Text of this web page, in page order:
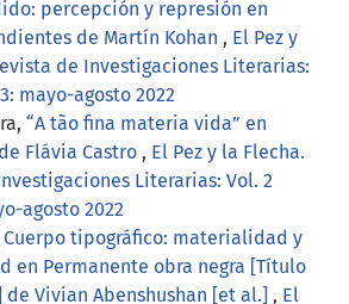
percepción y represión en
de Martín Kohan , El Pez y
de Investigaciones Literarias:
mayo-agosto 2022
“A tão fina materia vida” en
Flávia Castro , El Pez y la Flecha.
Literarias: Vol. 2
agosto 2022
Cuerpo tipográfico: materialidad y
en Permanente obra negra [Título
Vivian Abenshushan [et al.] , El